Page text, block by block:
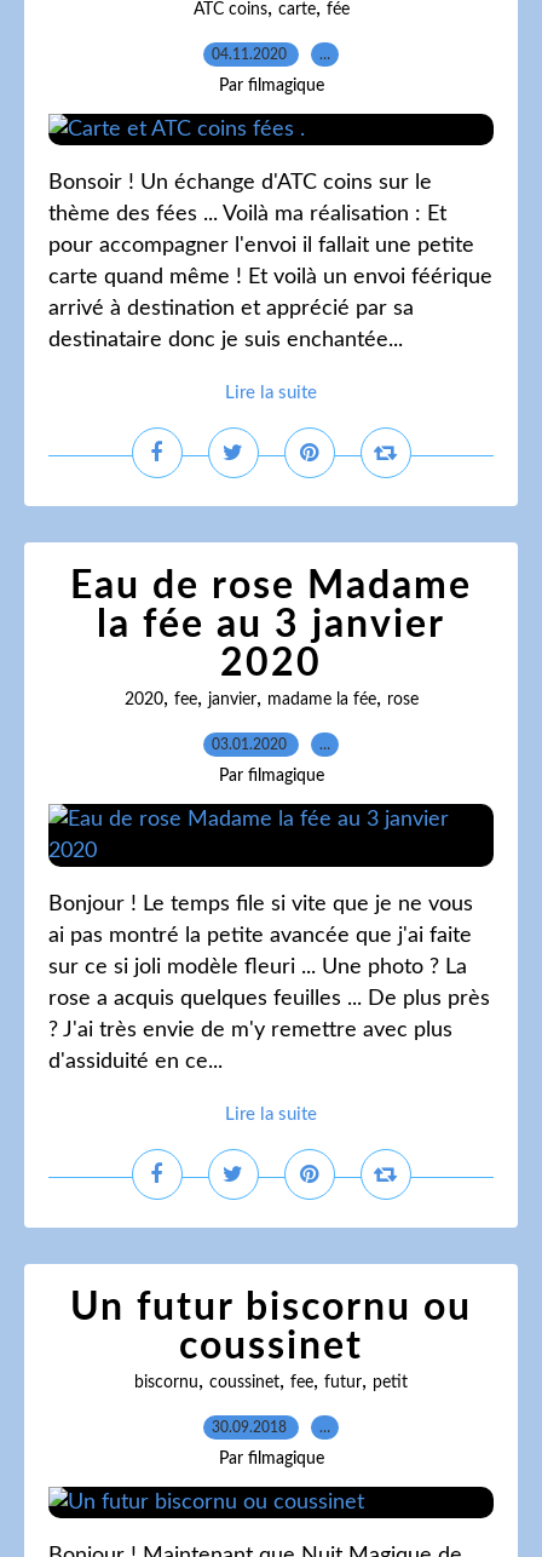
ATC coins, carte, fée
04.11.2020 …
Par filmagique
Bonsoir ! Un échange d'ATC coins sur le
thème des fées ... Voilà ma réalisation : Et
pour accompagner l'envoi il fallait une petite
carte quand même ! Et voilà un envoi féérique
arrivé à destination et apprécié par sa
destinataire donc je suis enchantée...
Lire la suite
Eau de rose Madame
la fée au 3 janvier
2020
2020, fee, janvier, madame la fée, rose
03.01.2020 …
Par filmagique
Bonjour ! Le temps file si vite que je ne vous
ai pas montré la petite avancée que j'ai faite
sur ce si joli modèle fleuri ... Une photo ? La
rose a acquis quelques feuilles ... De plus près
? J'ai très envie de m'y remettre avec plus
d'assiduité en ce...
Lire la suite
Un futur biscornu ou
coussinet
biscornu, coussinet, fee, futur, petit
30.09.2018 …
Par filmagique